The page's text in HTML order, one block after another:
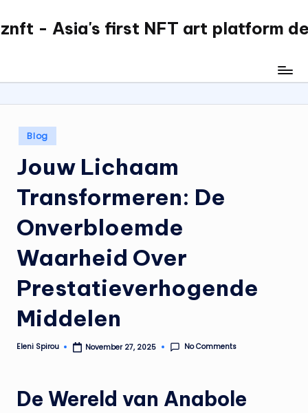
Skip
- Asia's first NFT art platform
Posted
in
Blog
Jouw Lichaam
Transformeren: De
Onverbloemde
Waarheid Over
Prestatieverhogende
Middelen
Posted
Eleni Spirou November 27, 2025 No Comments
De Wereld van Anabole